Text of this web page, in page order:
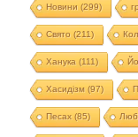
Новини (299)
Свято (211)
Ханука (111)
Хасидізм (97)
Песах(85)